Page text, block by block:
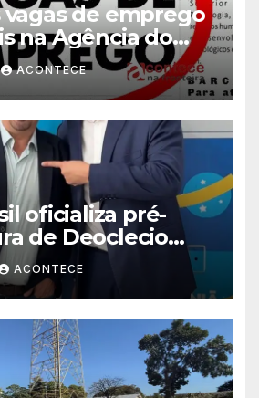
vagas de emprego
na Agência do
ACONTECE
oficializa pré-
de Deoclecio
estadual
ACONTECE